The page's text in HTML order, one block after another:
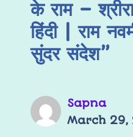
के राम –
हिंदी | राम
सुंदर संदेश”
Sapna
March 29,